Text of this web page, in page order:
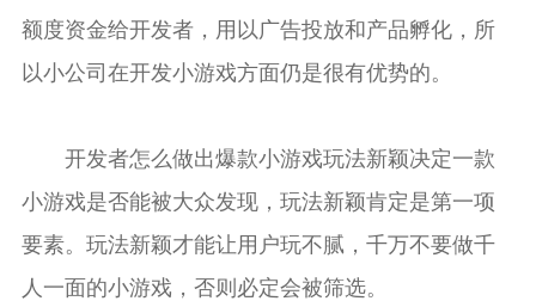
额度资金给开发者，用以广告投放和产品孵化，所
以小公司在开发小游戏方面仍是很有优势的。
开发者怎么做出爆款小游戏玩法新颖决定一款
小游戏是否能被大众发现，玩法新颖肯定是第一项
要素。玩法新颖才能让用户玩不腻，千万不要做千
人一面的小游戏，否则必定会被筛选。